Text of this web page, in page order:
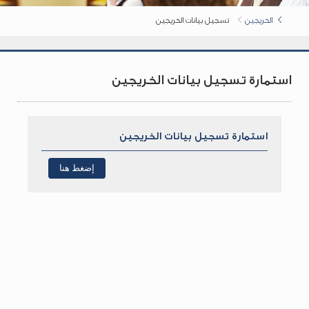
الخريجين تسجيل بيانات الخريجين
استمارة تسجيل بيانات الخريجين
استمارة تسجيل بيانات الخريجين
إضغط هنا